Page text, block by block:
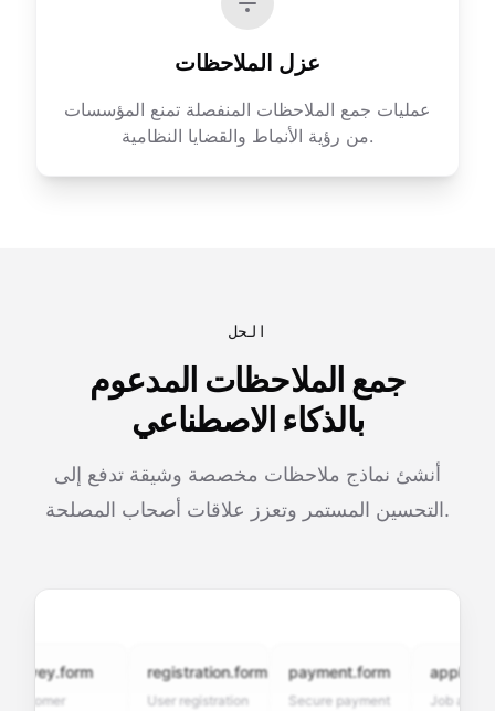
عزل الملاحظات
عمليات جمع الملاحظات المنفصلة تمنع المؤسسات
من رؤية الأنماط والقضايا النظامية.
الحل
جمع الملاحظات المدعوم
بالذكاء الاصطناعي
أنشئ نماذج ملاحظات مخصصة وشيقة تدفع إلى
التحسين المستمر وتعزز علاقات أصحاب المصلحة.
registration.form
User registration
payment.form
Secure payment
Job